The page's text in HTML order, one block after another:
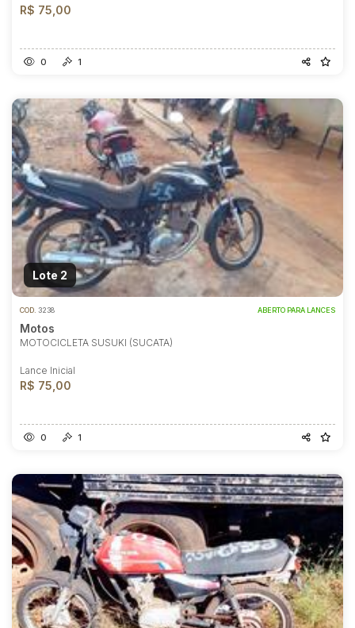
R$ 75,00
0 1
Lote 2
COD. 3238 ABERTO PARA LANCES
Motos
MOTOCICLETA SUSUKI (SUCATA)
Lance Inicial
R$ 75,00
0 1